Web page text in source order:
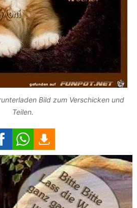
Bild zum Verschicken und
Teilen.